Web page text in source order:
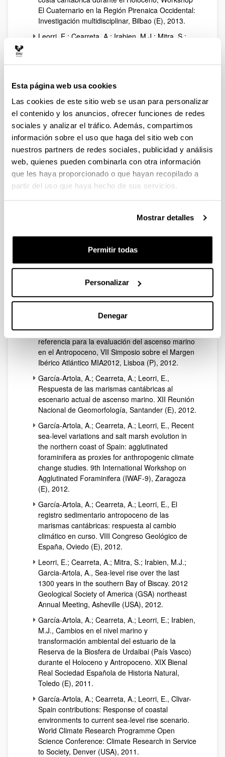
Esta página web usa cookies
Las cookies de este sitio web se usan para personalizar
el contenido y los anuncios, ofrecer funciones de redes
sociales y analizar el tráfico. Además, compartimos
información sobre el uso que haga del sitio web con
nuestros partners de redes sociales, publicidad y análisis
web, quienes pueden combinarla con otra información
que les haya proporcionado o que hayan recopilado a
partir del uso que haya hecho de sus servicios.
Mostrar detalles
Permitir todas
Personalizar
Denegar
El Cuaternario en la Región Pirenaica Occidental:
Investigación multidisciplinar, Bilbao (E), 2013.
Leorri, E.; Cearreta, A.; Irabien, M.J.; Mitra, S.;
Holocene/Anthropocene transition in coastal salt
Society (AERS) Spring Meeting 2013,
Williamsburg (USA) , 2013.
Cearreta, A.; Monge-Ganuzas, M., Evolución
paleoambiental del estuario del Oka (Reserva de
la Biosfera de Urdaibai, Vizcaya) durante el
Holoceno como respuesta al ascenso del nivel
marino, VII Jornadas de Geomorfología Litoral,
Oviedo (E), 2013.
Cearreta, A.; Leorri, E.,Can recent sea-level rise
Geology to Global Geomorphic Chage: scientific
Santander(E), 2012.
Leorri, E.; Cearreta, A.; Milne, G.,
observations and modeling of Holocene sea-level
anthropogenic sea-level rise, 2012 Geological
Society of America (GSA) Annual Meeting,
Charlotte (USA), 2012.
Cearreta, A.; Leorri, E., Cambios del nivel marino
en el Golfo de Vizcaya durante el Holoceno como
referencia para la evaluación del ascenso marino
en el Antropoceno, VII Simposio sobre el Margen
Ibérico Atlántico MIA2012, Lisboa (P), 2012.
García-Artola, A.; Cearreta, A.; Leorri, E.,
Respuesta de las marismas cantábricas al
escenario actual de ascenso marino. XII Reunión
Nacional de Geomorfología, Santander (E), 2012.
García-Artola, A.; Cearreta, A.; Leorri, E., Recent
sea-level variations and salt marsh evolution in
the northern coast of Spain: agglutinated
foraminifera as proxies for anthropogenic climate
change studies. 9th International Workshop on
Agglutinated Foraminifera (IWAF-9), Zaragoza
(E), 2012.
García-Artola, A.; Cearreta, A.; Leorri, E., El
registro sedimentario antropoceno de las
marismas cantábricas: respuesta al cambio
climático en curso. VIII Congreso Geológico de
España, Oviedo (E), 2012.
Leorri, E.; Cearreta, A.; Mitra, S.; Irabien, M.J.;
Garcia-Artola, A., Sea-level rise over the last
1300 years in the southern Bay of Biscay. 2012
Geological Society of America (GSA) northeast
Annual Meeting, Asheville (USA), 2012.
García-Artola, A.; Cearreta, A.; Leorri, E.; Irabien,
M.J., Cambios en el nivel marino y
transformación ambiental del estuario de la
Reserva de la Biosfera de Urdaibai (País Vasco)
durante el Holoceno y Antropoceno. XIX Bienal
Real Sociedad Española de Historia Natural,
Toledo (E), 2011.
García-Artola, A.; Cearreta, A.; Leorri, E., Clivar-
Spain contributions: Response of coastal
environments to current sea-level rise scenario.
World Climate Research Programme Open
Science Conference: Climate Research in Service
to Society, Denver (USA), 2011.